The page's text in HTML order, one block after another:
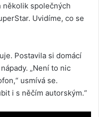
několik společných
Uvidíme, co se
Postavila si domácí
„Není to nic
usmívá se.
i s něčím autorským.“